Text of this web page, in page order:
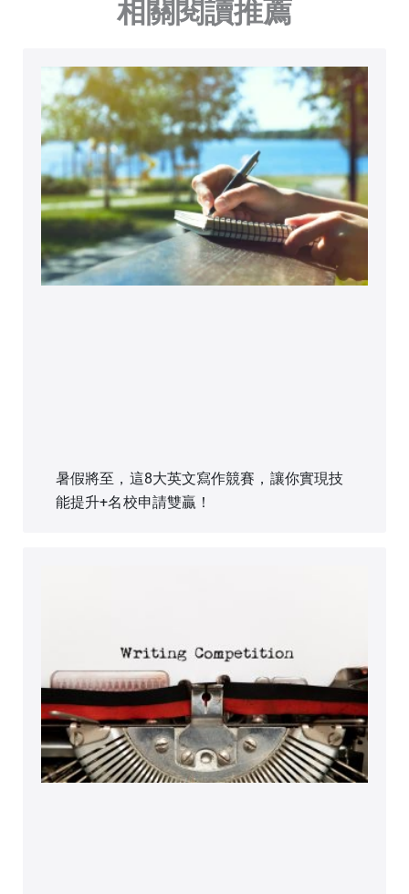
相關閱讀推薦
暑假將至，這8大英文寫作競賽，讓你實現技
能提升+名校申請雙贏！